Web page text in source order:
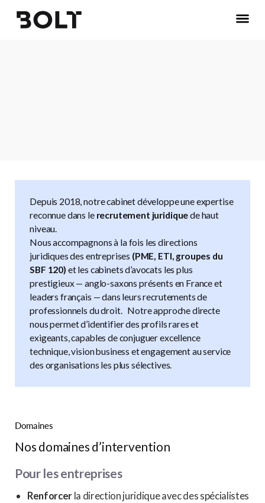
Depuis 2018, notre cabinet développe une expertise
reconnue dans le recrutement juridiquede haut
niveau.
Nous accompagnons à la fois les directions
juridiques des entreprises (PME, ETI, groupes du
SBF 120) et les cabinets d’avocats les plus
prestigieux — anglo-saxons présents en France et
leaders français — dans leurs recrutements de
professionnels du droit. Notre approche directe
nous permet d’identifier des profils rares et
exigeants, capables de conjuguer excellence
technique, vision business et engagement au service
des organisations les plus sélectives.
Domaines
Nos domaines d’intervention
Pour les entreprises
Renforcerla direction juridique avec des spécialistes